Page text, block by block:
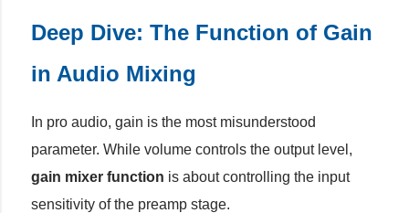
Deep Dive: The Function of Gain
in Audio Mixing
In pro audio, gain is the most misunderstood
parameter. While volume controls the output level,
gain mixer function is about controlling the input
sensitivity of the preamp stage.